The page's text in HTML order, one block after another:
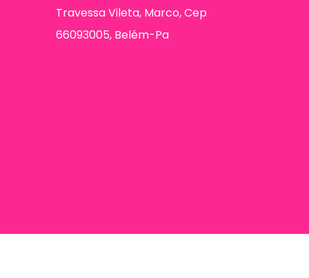
Travessa Vileta, Marco, Cep
66093005, Belém-Pa